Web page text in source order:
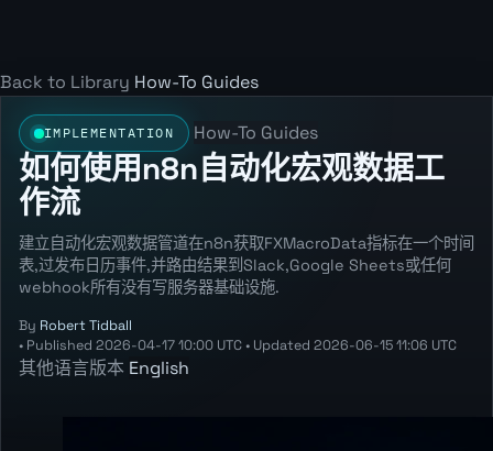
Back to Library How-To Guides
IMPLEMENTATION How-To Guides
如何使用n8n自动化宏观数据工
作流
建立自动化宏观数据管道在n8n获取FXMacroData指标在一个时间
表,过发布日历事件,并路由结果到Slack,Google Sheets或任何
webhook所有没有写服务器基础设施.
By Robert Tidball
• Published 2026-04-17 10:00 UTC • Updated 2026-06-15 11:06 UTC
其他语言版本 English